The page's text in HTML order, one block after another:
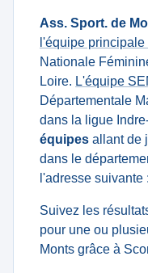
Ass. Sport. de
l'équipe
Nationale
Loire. L'équipe
Départementale
dans la ligue
équipes allant de
dans le
l'adresse
Suivez les
pour une ou
Monts grâce à